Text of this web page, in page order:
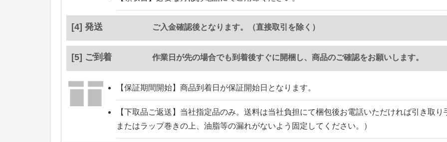
[4] 発送 ご入金確認後となります。（直接取引を除く）
[5] ご到着 作業日が先の場合でも到着後すぐに開梱し、商品のご確認をお願いします。
【保証期間開始】 商品到着日が保証開始日となります。
【下取品ご返送】 当社指定品のみ。送料は当社負担にて梱包後お電話いただければ引き取
またはラップ巻きの上、油脂等の漏れがないよう固定してください。）